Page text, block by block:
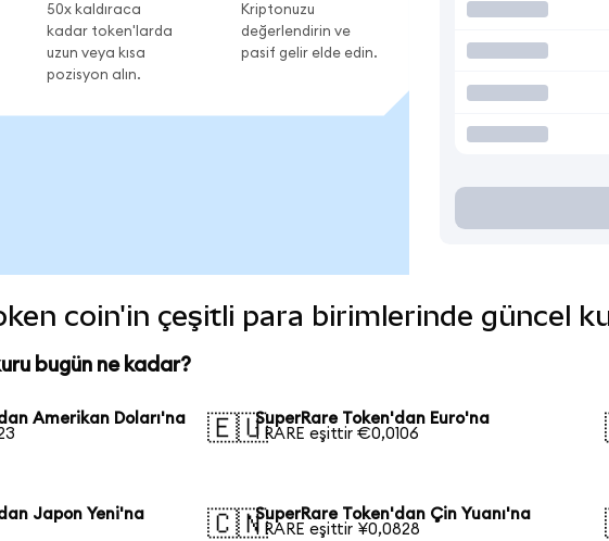
50x kaldıraca
kadar token'larda
uzun veya kısa
pozisyon alın.
Kriptonuzu
değerlendirin ve
pasif gelir elde edin.
coin'in çeşitli para birimlerinde güncel
bugün ne kadar?
Amerikan Doları'na
🇪🇺SuperRare Token'dan Euro'na
1 RARE eşittir €0,0106
Japon Yeni'na
🇨🇳SuperRare Token'dan Çin Yuanı'na
1 RARE eşittir ¥0,0828